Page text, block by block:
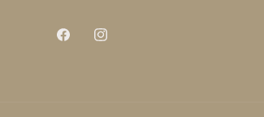
FacebookInstagram